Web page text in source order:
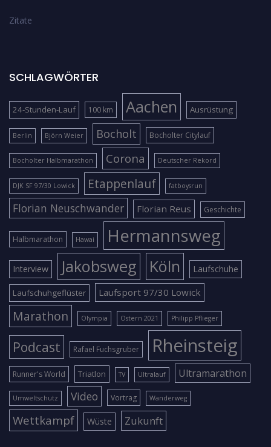
Zitate
SCHLAGWÖRTER
24-Stunden-Lauf 100 km Aachen Ausrüstung
Berlin Björn Weier Bocholt Bocholter Citylauf
Bocholter Halbmarathon Corona Deutscher Rekord
DJK SF 97/30 Lowick Etappenlauf fatboysrun
Florian Neuschwander Florian Reus Geschichte
Halbmarathon Hawai Hermannsweg
Interview Jakobsweg Köln Laufschuhe
Laufschuhgeflüster Laufsport 97/30 Lowick
Marathon Olympia Ostern 2021 Philipp Pflieger
Podcast Rafael Fuchsgruber Rheinsteig
Runner's World Triatlon TV Ultralauf Ultramarathon
Umweltschutz Video Vortrag Wanderweg
Wettkampf Wüste Zukunft